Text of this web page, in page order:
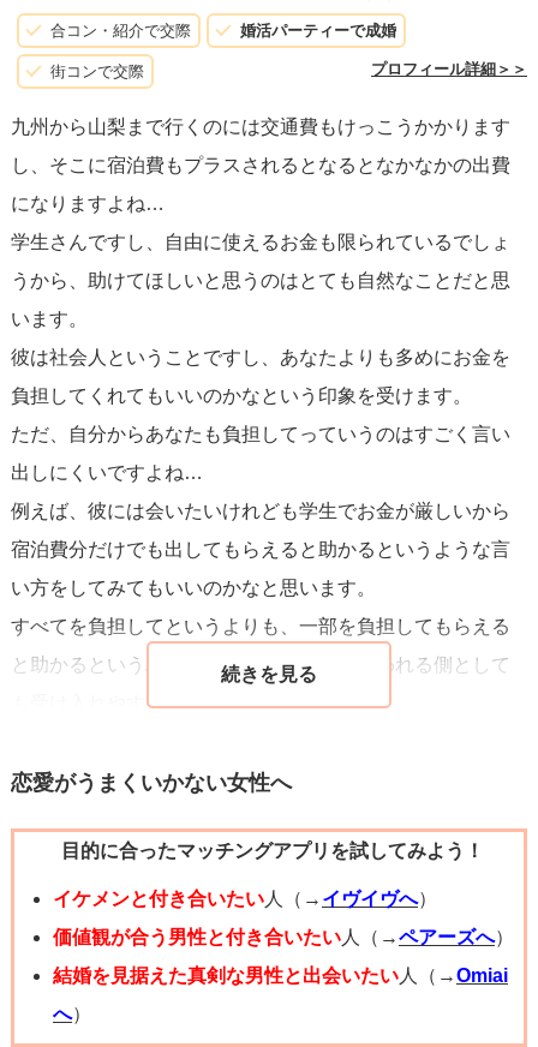
ただ、社会人でもお相手の金銭事情に余裕が無い場合もあ
ります。
宿泊先を選ぶときは、お相手に選んでもらうのも一つの方
法。
そうすればお相手の金銭的負担を減らすことができます。
交通費に関しては、お互いが
「金銭的に苦しくない行き来の回数」
を話会えば、それぞれの負担額も合ったものになるでしょ
う。
遠距離恋愛はなかなか難しいものですが、ご相談者様の交
際が上手くいくことを願っております。
合コン・紹介で交際 婚活パーティーで成婚
街コンで交際 プロフィール詳細＞＞
九州から山梨まで行くのには交通費もけっこうかかります
し、そこに宿泊費もプラスされるとなるとなかなかの出費
になりますよね…
学生さんですし、自由に使えるお金も限られているでしょ
うから、助けてほしいと思うのはとても自然なことだと思
います。
彼は社会人ということですし、あなたよりも多めにお金を
負担してくれてもいいのかなという印象を受けます。
ただ、自分からあなたも負担してっていうのはすごく言い
出しにくいですよね…
例えば、彼には会いたいけれども学生でお金が厳しいから
宿泊費分だけでも出してもらえると助かるというような言
い方をしてみてもいいのかなと思います。
すべてを負担してというよりも、一部を負担してもらえる
と助かるというふうに言ってもらえると言われる側として
も受け入れやすいと思いますよ。
気持ちで話したら彼もきっと聞いてくれると思います！
恋愛がうまくいかない女性へ
目的に合ったマッチングアプリを試してみよう！
イケメンと付き合いたい人（→ イヴイヴへ）
価値観が合う男性と付き合いたい人（→ペアーズへ）
結婚を見据えた真剣な男性と出会いたい人（→Omiai
へ）